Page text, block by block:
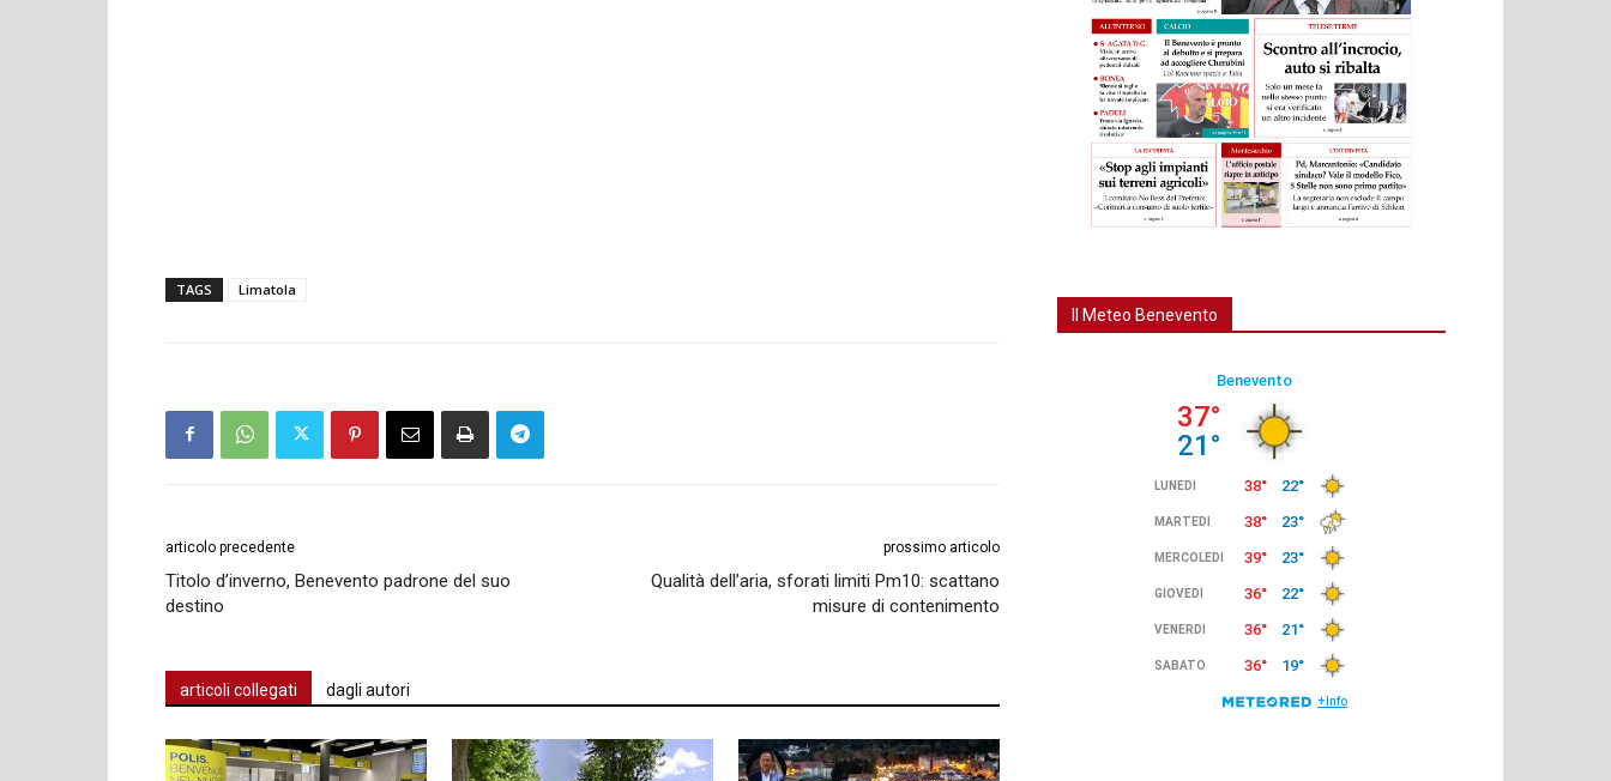
TAGS Limatola
articolo precedente
Titolo d’inverno, Benevento padrone del suo
destino
prossimo articolo
Qualità dell’aria, sforati limiti Pm10: scattano
misure di contenimento
articoli collegati dagli autori
Il Meteo Benevento